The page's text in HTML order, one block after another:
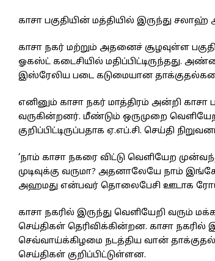
காசா பகுதியின் மத்தியில் இருந்து
காசா நகர் மற்றும் அதனைச் சூழவுள்ள
ஓகஸ்ட் கடைசியில் மதிப்பிட்டிருந்தது.
இஸ்ரேலிய படை கடுமையான
எனினும் காசா நகர் மாத்திரம் அன்றி
வருகின்றனர். மீண்டும் ஒருமுறை
குறிப்பிட்டிருப்பதாக ஏ.எப்.சி. செய்தி
‘நாம் காசா நகரை விட்டு வெளியேற
முடிவுக்கு வருமா? அதனாலேயே நாம்
அஹமது என்பவர் தொலைபேசி ஊடாக
காசா நகரில் இருந்து வெளியேறி வரும்
செய்திகள் தெரிவிக்கின்றன. காசா
செவ்வாய்க்கிழமை நடத்திய வான்
செய்திகள் குறிப்பிட்டுள்ளன.